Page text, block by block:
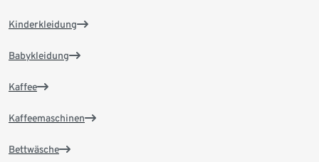
Kinderkleidung
Babykleidung
Kaffee
Kaffeemaschinen
Bettwäsche